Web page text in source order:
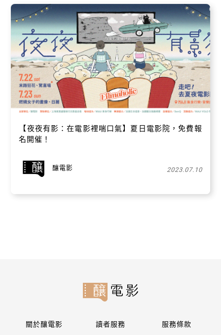
【夜夜有影：在電影裡喘口氣】夏日電影院，免費報
名開催！
釀電影 2023.07.10
關於釀電影 讀者服務 服務條款
關閉